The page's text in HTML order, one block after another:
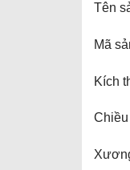
Tên
Mã
Kích
Chiều